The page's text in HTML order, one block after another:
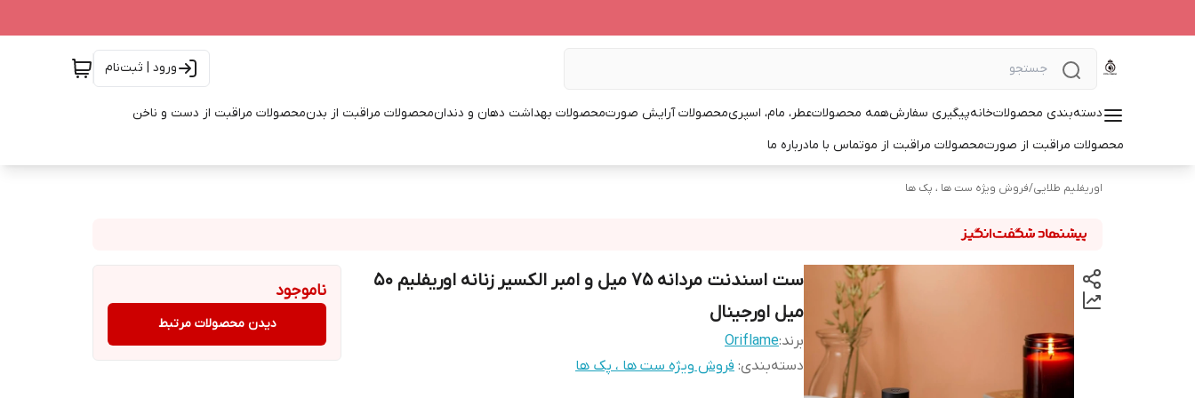
ورود | ثبت‌نام
دسته‌بندی محصولاتخانهپیگیری سفارشهمه محصولاتعطر، مام، اسپریمحصولات آرایش صورتمحصولات بهداشت دهان و دندانمحصولات مراقبت از بدنمحصولات مراقبت از دست و ناخن
محصولات مراقبت از صورتمحصولات مراقبت از موتماس با مادرباره ما
اوریفلیم طلایی/فروش ویژه ست ها ، پک ها
ست اسندنت مردانه 75 میل و امبر الکسیر زنانه اوریفلیم 50
میل اورجینال
برند:Oriflame
دسته‌بندی: فروش ویژه ست ها ، پک ها
ناموجود
دیدن محصولات مرتبط